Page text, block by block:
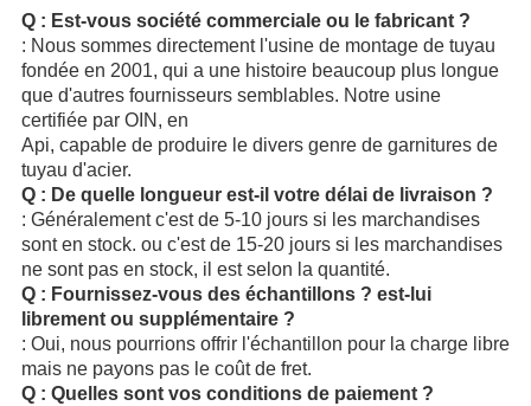
Q : Est-vous société commerciale ou le fabricant ?
: Nous sommes directement l'usine de montage de tuyau
fondée en 2001, qui a une histoire beaucoup plus longue
que d'autres fournisseurs semblables. Notre usine
certifiée par OIN, en
Api, capable de produire le divers genre de garnitures de
tuyau d'acier.
Q : De quelle longueur est-il votre délai de livraison ?
: Généralement c'est de 5-10 jours si les marchandises
sont en stock. ou c'est de 15-20 jours si les marchandises
ne sont pas en stock, il est selon la quantité.
Q : Fournissez-vous des échantillons ? est-lui
librement ou supplémentaire ?
: Oui, nous pourrions offrir l'échantillon pour la charge libre
mais ne payons pas le coût de fret.
Q : Quelles sont vos conditions de paiement ?